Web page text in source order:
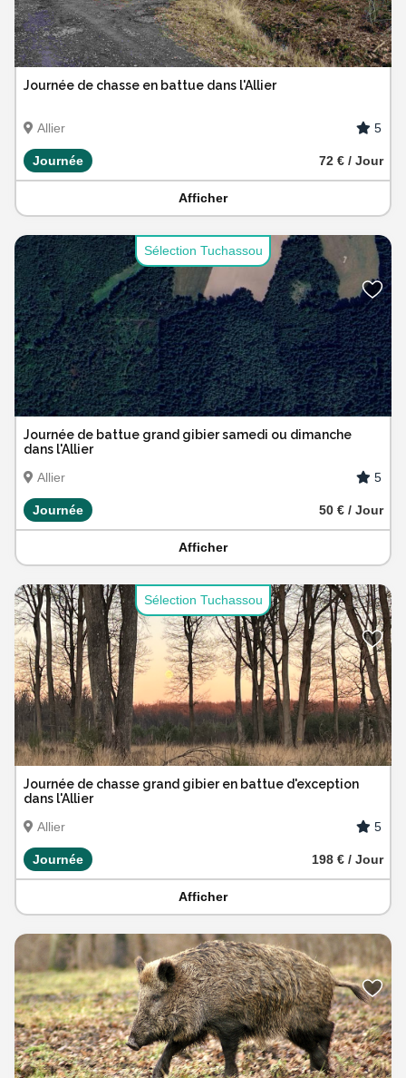
Journée de chasse en battue dans l'Allier
Allier 5
Journée 72 € / Jour
Afficher
Sélection Tuchassou
Journée de battue grand gibier samedi ou dimanche
dans l'Allier
Allier
5
Journée 50 € / Jour
Afficher
Sélection Tuchassou
Journée de chasse grand gibier en battue d'exception
dans l'Allier
Allier
5
Journée 198 € / Jour
Afficher